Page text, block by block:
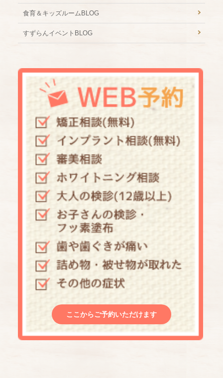
食育＆キッズルームBLOG
すずらんイベントBLOG
ここからご予約いただけます